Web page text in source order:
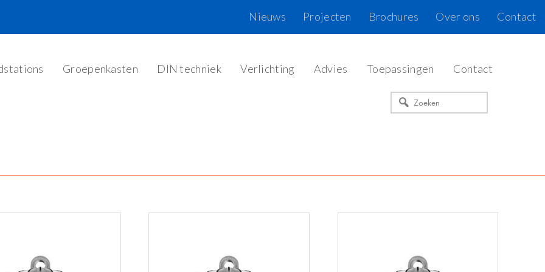
Contact
Over ons
Brochures
Projecten
Nieuws
Groepenkasten DIN techniek Verlichting Advies Toepassingen Contact
Zoeken